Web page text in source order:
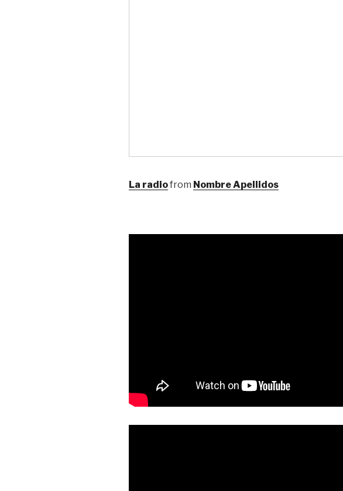
La radiofrom Nombre Apellidos